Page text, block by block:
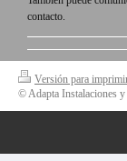
contacto.
Versión para
© Adapta Instalaciones